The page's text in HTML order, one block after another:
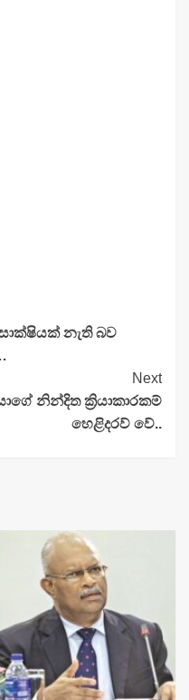
නැති බව
Next
නින්දිත ක්‍රියාකාරකම්
හෙළිදරව් වේ..